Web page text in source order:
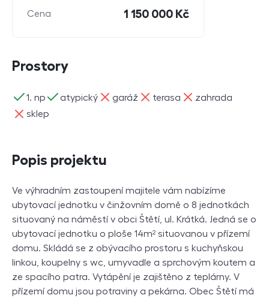
Cena 1 150 000 Kč
Prostory
1. np
ano atypický
ano garáž
ne terasa
ne zahrada
ne
sklep
ne
Popis projektu
Ve výhradním zastoupení majitele vám nabízíme
ubytovací jednotku v činžovním domě o 8 jednotkách
situovaný na náměstí v obci Štětí, ul. Krátká. Jedná se o
ubytovací jednotku o ploše 14m² situovanou v přízemí
domu. Skládá se z obývacího prostoru s kuchyňskou
linkou, koupelny s wc, umyvadle a sprchovým koutem a
ze spacího patra. Vytápění je zajištěno z teplárny. V
přízemí domu jsou potraviny a pekárna. Obec Štětí má